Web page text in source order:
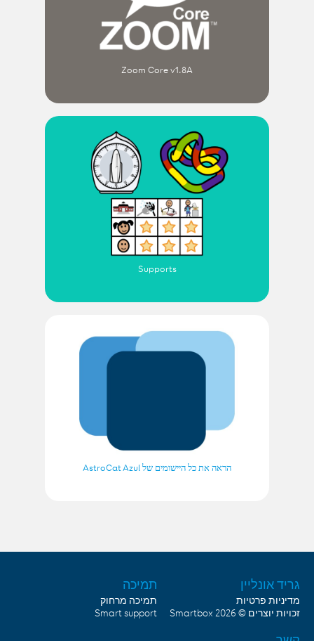
Zoom Core v1.8A
Supports
הראה את כל היישומים של AstroCat Azul
גריד אונליין
מדיניות פרטיות
זכויות יוצרים © 2026
Smartbox
תמיכה
תמיכה מרחוק
Smart support